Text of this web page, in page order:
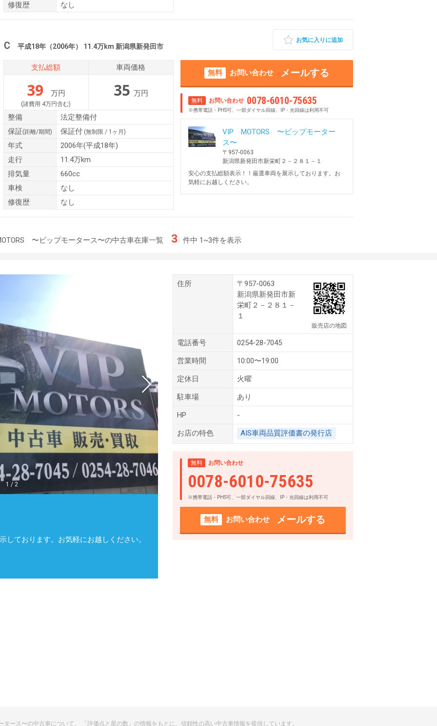
修復歴
なし
平成18年（2006年） 11.4万km 新潟県新発田市
お気に入りに追加
支払総額
39 万円
(諸費用 4万円含む)
車両価格
35 万円
整備
法定整備付
保証(距離/期間) 保証付(無制限 / 1ヶ月)
年式
2006年(平成18年)
走行
11.4万km
排気量
660cc
車検
なし
修復歴
なし
無料 お問い合わせ メールする
無料 お問い合わせ 0078-6010-75635
※携帯電話・PHS可、一部ダイヤル回線、IP・光回線は利用不可
VIP MOTORS 〜ビップモーター
ス〜
〒957-0063
新潟県新発田市新栄町２－２８１－１
安心の支払総額表示！！厳選車両を展示しております。お
気軽にお越しください。
〜ビップモータース〜の中古車在庫一覧 3 件中 1~3件を表示
1 / 2
しております。お気軽にお越しください。
住所
〒957-0063
新潟県新発田市新
栄町２－２８１－
１
販売店の地図
電話番号 0254-28-7045
営業時間 10:00〜19:00
定休日 火曜
駐車場 あり
HP -
お店の特色 AIS車両品質評価書の発行店
無料 お問い合わせ
0078-6010-75635
※携帯電話・PHS可、一部ダイヤル回線、IP・光回線は利用不可
無料 お問い合わせ メールする
ース〜の中古車について、 「評価点と星の数」の情報をもとに、信頼性の高い中古車情報を提供しています。